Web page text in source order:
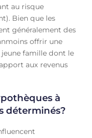
au risque
Bien que les
généralement des
offrir une
famille dont le
aux revenus
à
déterminés?